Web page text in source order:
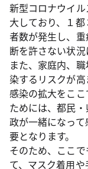
新型コロナウイ
大しており、１
者数が発生し、
断を許さない状況
また、家庭内、
染するリスクが高
感染の拡大をここ
ためには、都民
政が一緒になっ
要となります。
そのため、ここ
て、マスク着用